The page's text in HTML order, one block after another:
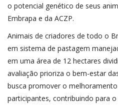
o potencial genético de seus
Embrapa e da ACZP.
Animais de criadores de todo o
em sistema de pastagem
em uma área de 12 hectares
avaliação prioriza o bem-estar
busca promover o
participantes, contribuindo para